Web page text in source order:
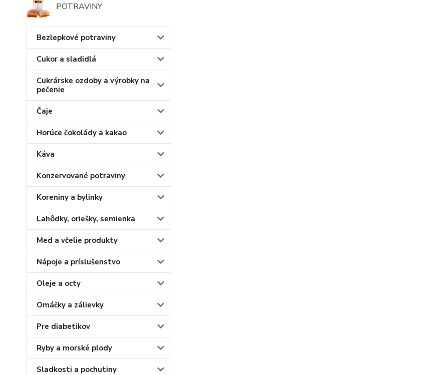
POTRAVINY
Bezlepkové potraviny
Cukor a sladidlá
Cukrárske ozdoby a výrobky na
pečenie
Čaje
Horúce čokolády a kakao
Káva
Konzervované potraviny
Koreniny a bylinky
Lahôdky, oriešky, semienka
Med a včelie produkty
Nápoje a príslušenstvo
Oleje a octy
Omáčky a zálievky
Pre diabetikov
Ryby a morské plody
Sladkosti a pochutiny